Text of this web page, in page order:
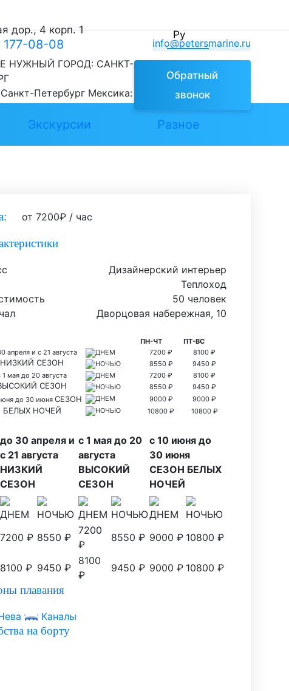
дор., 4 корп. 1 Ру
177-08-08
НУЖНЫЙ ГОРОД: САНКТ-
Санкт-Петербург Мексика:
info@petersmarine.ru
Обратный
звонок
Экскурсии Разное
от 7200₽ / час
Дизайнерский интерьер
Теплоход
50 человек
Дворцовая набережная, 10
ПН-ЧТ
ПТ-ВС
апреля и с 21 августа
НИЗКИЙ СЕЗОН
ДНЕМ 7200 ₽
8100 ₽
НОЧЬЮ
8550 ₽
9450 ₽
1 мая до 20 августа
СЕЗОН
ДНЕМ 7200 ₽
8100 ₽
НОЧЬЮ
8550 ₽
9450 ₽
до 30 июняСЕЗОН
БЕЛЫХ НОЧЕЙ
ДНЕМ 9000 ₽
9000 ₽
НОЧЬЮ
10800 ₽ 10800 ₽
до 30 апреля и
с 21 августа
НИЗКИЙ
СЕЗОН
с 1 мая до 20
августа
ВЫСОКИЙ
СЕЗОН
с 10 июня до
30 июня
СЕЗОН БЕЛЫХ
НОЧЕЙ
ДНЕМ НОЧЬЮ ДНЕМ НОЧЬЮДНЕМ
НОЧЬЮ
7200 ₽ 8550 ₽
7200
₽
8550 ₽ 9000 ₽ 10800 ₽
8100 ₽ 9450 ₽
8100
₽
9450 ₽ 9000 ₽ 10800 ₽
плавания
Каналы
на борту